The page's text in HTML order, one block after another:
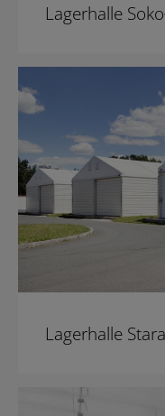
Lagerhalle
Lagerhalle